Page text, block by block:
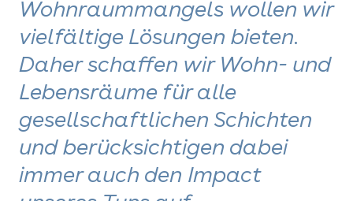
Wohnraummangels wollen wir
vielfältige Lösungen bieten.
Daher schaffen wir Wohn- und
Lebensräume für alle
gesellschaftlichen Schichten
und berücksichtigen dabei
immer auch den Impact